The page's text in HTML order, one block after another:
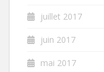
juillet 2017
juin 2017
mai 2017